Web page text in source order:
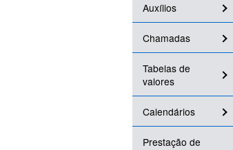
Auxílios
Chamadas
Tabelas de
valores
Calendários
Prestação de